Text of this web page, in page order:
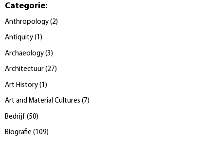
Categorie:
Anthropology (2)
Antiquity (1 )
Archaeology (3)
Architectuur (27)
Art History (1 )
Art and Material Cultures (7)
Bedrijf (50)
Biografie (109)